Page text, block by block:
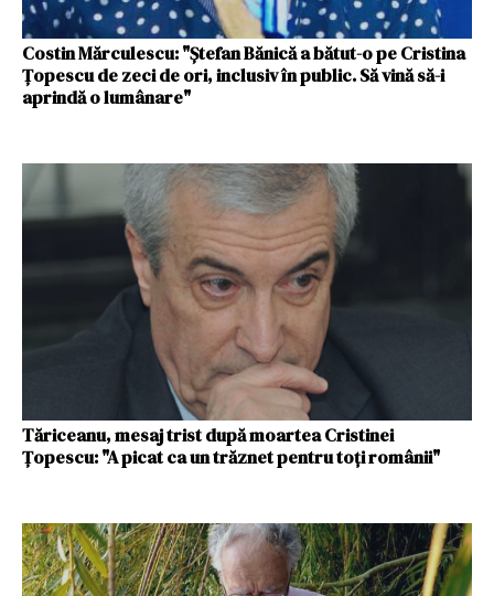
Costin Mărculescu: "Ștefan Bănică a bătut-o pe Cristina
Țopescu de zeci de ori, inclusiv în public. Să vină să-i
aprindă o lumânare"
Tăriceanu, mesaj trist după moartea Cristinei
Ţopescu: "A picat ca un trăznet pentru toţi românii"